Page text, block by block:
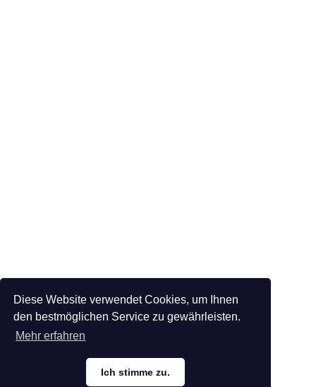
Diese Website verwendet Cookies, um Ihnen
den bestmöglichen Service zu gewährleisten.
Mehr erfahren
Ich stimme zu.